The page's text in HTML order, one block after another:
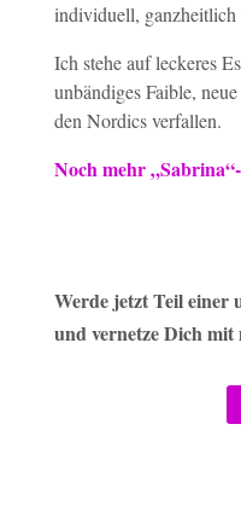
individuell, ganzheitlich
Ich stehe auf leckeres
unbändiges Faible,
den Nordics verfallen.
Noch mehr
Werde jetzt Teil einer
und vernetze Dich